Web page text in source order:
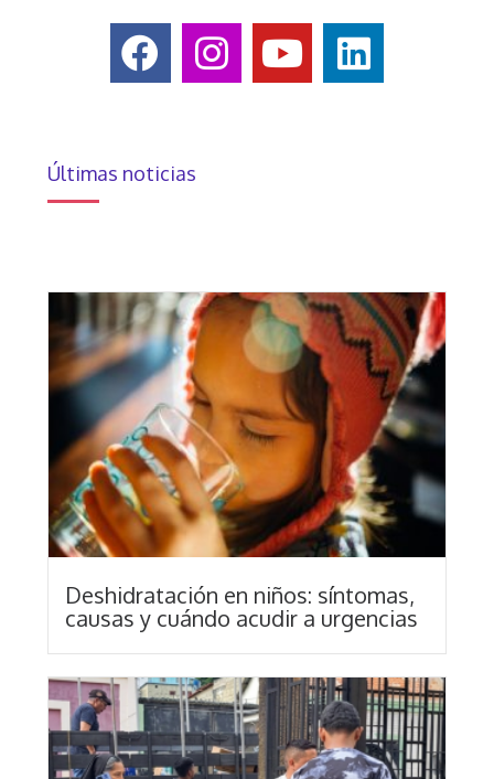
Últimas noticias
Deshidratación en niños: síntomas,
causas y cuándo acudir a urgencias